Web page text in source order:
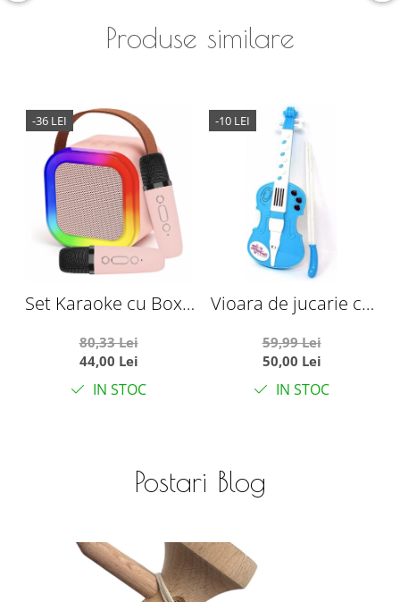
Produse similare
-36 LEI
Set Karaoke cu Boxa
Microfoane Wireless,
cu bluetooth,
acumulator, roz
80,33 Lei
44,00 Lei
IN STOC
-10 LEI
Vioara de jucarie cu
lumini, bleu
59,99 Lei
50,00 Lei
IN STOC
Postari Blog